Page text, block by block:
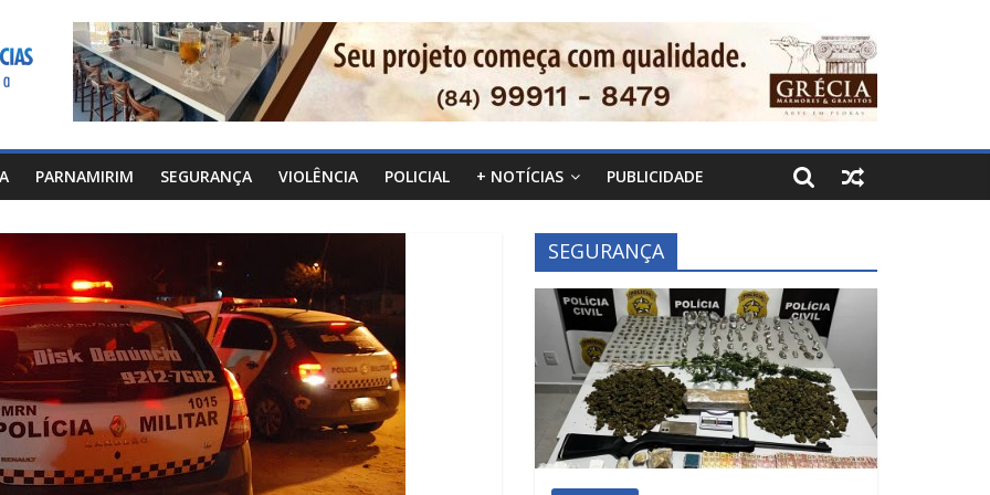
PARNAMIRIM SEGURANÇA VIOLÊNCIA POLICIAL + NOTÍCIAS PUBLICIDADE
SEGURANÇA